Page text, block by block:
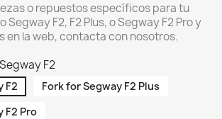
o repuestos específicos para tu
F2, F2 Plus, o Segway F2 Pro y
en la web, contacta con nosotros.
F2
F2
Fork for Segway F2 Plus
F2 Pro